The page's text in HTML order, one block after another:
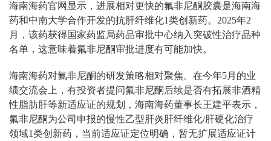
海南海药官网显示，进展相对更快的氟非尼酮胶囊是海南海
药和中南大学合作开发的抗肝纤维化1类创新药。2025年2
月，该药获得国家药监局药品审批中心纳入突破性治疗品种
名单，这意味着氟非尼酮审批进度有可能加快。
海南海药对氟非尼酮的研发策略相对聚焦。在今年5月的业
绩交流会上，有投资者提问氟非尼酮后续是否有拓展非酒精
性脂肪肝等新适应证的规划，海南海药董事长王建平表示，
氟非尼酮为公司申报的慢性乙型肝炎肝纤维化/肝硬化治疗
领域1类创新药，当前适应证定位明确，暂无扩展适应证计